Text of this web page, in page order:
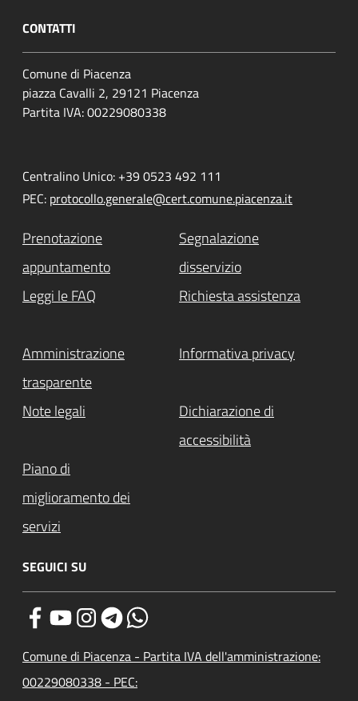
CONTATTI
Comune di Piacenza
piazza Cavalli 2, 29121 Piacenza
Partita IVA: 00229080338
Centralino Unico: +39 0523 492 111
PEC: protocollo.generale@cert.comune.piacenza.it
Prenotazione
appuntamento
Segnalazione
disservizio
Leggi le FAQ
Richiesta assistenza
Amministrazione
trasparente
Informativa privacy
Note legali
Dichiarazione di
accessibilità
Piano di
miglioramento dei
servizi
SEGUICI SU
Comune di Piacenza - Partita IVA dell'amministrazione:
00229080338 - PEC: